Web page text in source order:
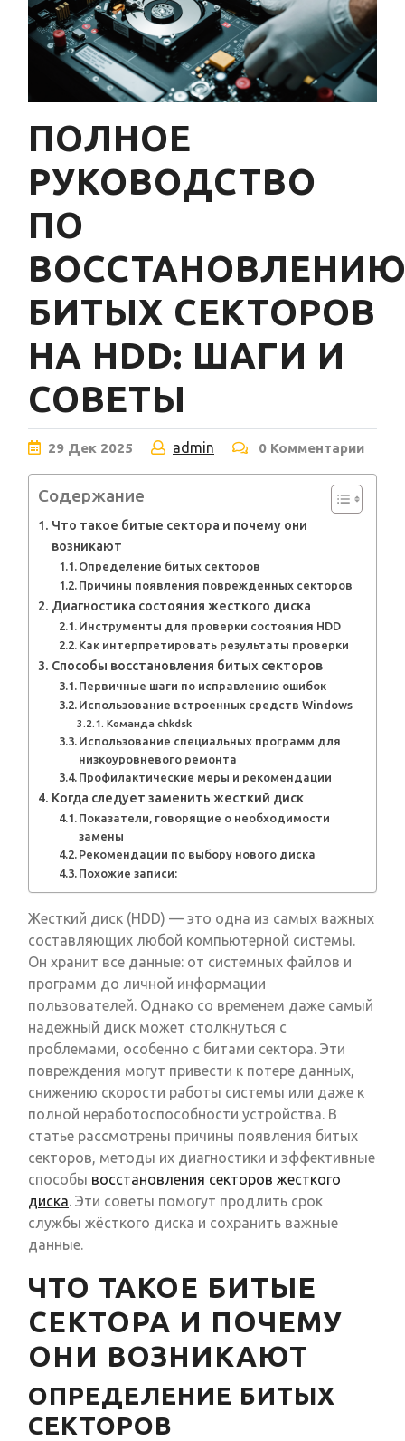
ПОЛНОЕ
РУКОВОДСТВО
ПО
БИТЫХ СЕКТОРОВ
НА HDD: ШАГИ И
СОВЕТЫ
29 Дек 2025 admin 0 Комментарии
Содержание
Что такое битые сектора и почему они
возникают
Определение битых секторов
Причины появления поврежденных секторов
Диагностика состояния жесткого диска
Инструменты для проверки состояния HDD
Как интерпретировать результаты проверки
Способы восстановления битых секторов
Первичные шаги по исправлению ошибок
Использование встроенных средств Windows
Команда chkdsk
Использование специальных программ для
низкоуровневого ремонта
Профилактические меры и рекомендации
Когда следует заменить жесткий диск
Показатели, говорящие о необходимости
замены
Рекомендации по выбору нового диска
Похожие записи:
Жесткий диск (HDD) — это одна из самых важных
составляющих любой компьютерной системы.
Он хранит все данные: от системных файлов и
программ до личной информации
пользователей. Однако со временем даже самый
надежный диск может столкнуться с
проблемами, особенно с битами сектора. Эти
повреждения могут привести к потере данных,
снижению скорости работы системы или даже к
полной неработоспособности устройства. В
статье рассмотрены причины появления битых
секторов, методы их диагностики и эффективные
способы восстановления секторов жесткого
диска. Эти советы помогут продлить срок
службы жёсткого диска и сохранить важные
данные.
ЧТО ТАКОЕ БИТЫЕ
СЕКТОРА И ПОЧЕМУ
ОНИ ВОЗНИКАЮТ
ОПРЕДЕЛЕНИЕ БИТЫХ
СЕКТОРОВ